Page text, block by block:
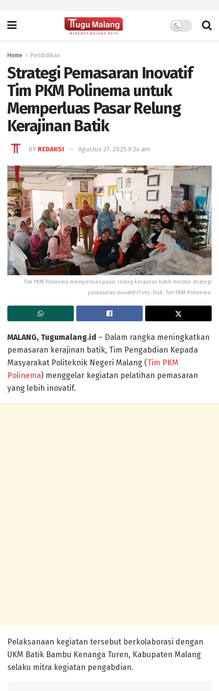
Home Pendidikan
Strategi Pemasaran Inovatif
Tim PKM Polinema untuk
Memperluas Pasar Relung
Kerajinan Batik
BY REDAKSI Agustus 27, 2025 9:24 am
Tim PKM Polinema memperluas pasar relung kerajinan batik melalui strategi
pemasaran inovatif./Foto: Dok. Tim PKM Polinema.
MALANG, Tugumalang.id – Dalam rangka meningkatkan
pemasaran kerajinan batik, Tim Pengabdian Kepada
Masyarakat Politeknik Negeri Malang (Tim PKM
Polinema) menggelar kegiatan pelatihan pemasaran
yang lebih inovatif.
Pelaksanaan kegiatan tersebut berkolaborasi dengan
UKM Batik Bambu Kenanga Turen, Kabupaten Malang
selaku mitra kegiatan pengabdian.